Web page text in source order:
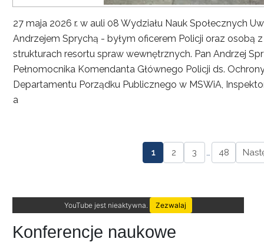
27 maja 2026 r. w auli 08 Wydziału Nauk Społecznych
Andrzejem Sprychą - byłym oficerem Policji oraz osobą
strukturach resortu spraw wewnętrznych. Pan Andrzej
Pełnomocnika Komendanta Głównego Policji ds.
Departamentu Porządku Publicznego w MSWiA,
a
1 2 3 … 48
YouTube jest nieaktywna. Zezwalaj
Konferencje naukowe